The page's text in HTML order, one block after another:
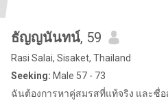
ธัญญนันทน์, 59
Rasi Salai, Sisaket, Thailand
Seeking: Male 57 - 73
ฉันต้องการหาคู่สมรสที่แท้จริง และซื่อ